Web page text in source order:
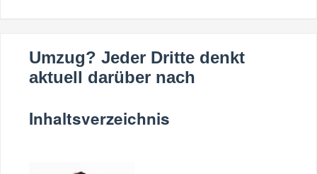
Umzug? Jeder Dritte denkt
aktuell darüber nach
Inhaltsverzeichnis